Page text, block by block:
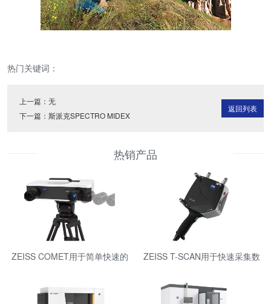
热门关键词：
上一篇：无
下一篇： 斯派克SPECTRO MIDEX
返回列表
热销产品
ZEISS COMET用于简单快速的
ZEISS T-SCAN用于快速采集数